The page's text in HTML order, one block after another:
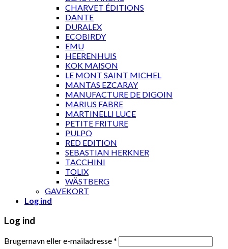
CHARVET ÉDITIONS
DANTE
DURALEX
ECOBIRDY
EMU
HEERENHUIS
KOK MAISON
LE MONT SAINT MICHEL
MANTAS EZCARAY
MANUFACTURE DE DIGOIN
MARIUS FABRE
MARTINELLI LUCE
PETITE FRITURE
PULPO
RED EDITION
SEBASTIAN HERKNER
TACCHINI
TOLIX
WÄSTBERG
GAVEKORT
Log ind
Log ind
Brugernavn eller e-mailadresse*